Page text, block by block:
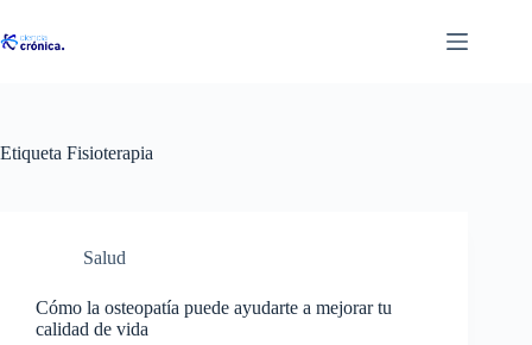
al
contenido
Etiqueta Fisioterapia
Salud
Cómo la osteopatía puede ayudarte a mejorar tu
calidad de vida